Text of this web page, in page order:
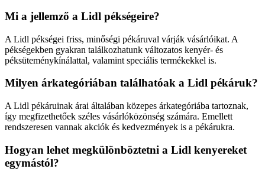
Mi a jellemző a Lidl pékségeire?
A Lidl pékségei friss, minőségi pékáruval várják vásárlóikat. A
pékségekben gyakran találkozhatunk változatos kenyér- és
péksüteménykínálattal, valamint speciális termékekkel is.
Milyen árkategóriában találhatóak a Lidl pékáruk?
A Lidl pékáruinak árai általában közepes árkategóriába tartoznak,
így megfizethetőek széles vásárlóközönség számára. Emellett
rendszeresen vannak akciók és kedvezmények is a pékárukra.
Hogyan lehet megkülönböztetni a Lidl kenyereket
egymástól?